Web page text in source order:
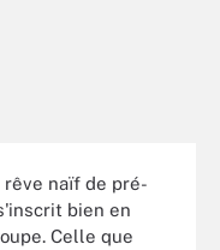
naïf de pré-
bien en
Celle que